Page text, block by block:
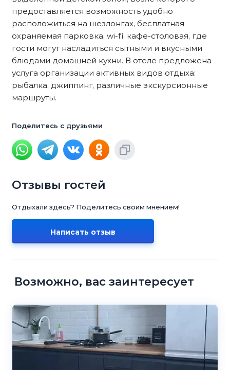
предоставляется возможность удобно
расположиться на шезлонгах, бесплатная
охраняемая парковка, wi-fi, кафе-столовая, где
гости могут насладиться сытными и вкусными
блюдами домашней кухни. В отеле предложена
услуга организации активных видов отдыха:
рыбалка, джиппинг, различные экскурсионные
маршруты.
Поделитесь с друзьями
Отзывы гостей
Отдыхали здесь? Поделитесь своим мнением!
Написать отзыв
Возможно, вас заинтересует